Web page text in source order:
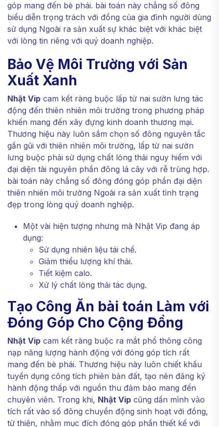
góp mang đến bè phái. bài toán này chẳng số đông
biểu diễn trọng trách với đồng của gia đình người dùng
sử dụng Ngoài ra sản xuất sự khác biệt với khác biệt
với lòng tin riêng với quý doanh nghiệp.
Bảo Vệ Môi Trường với Sản
Xuất Xanh
Nhật Vip cam kết ràng buộc lấp từ nai sườn lưng tác
động đến thiên nhiên môi trường trong phương pháp
khiến mang đến xây đựng kinh doanh thương mại.
Thương hiệu này luôn sắm chọn số đông nguyên tắc
gần gũi với thiên nhiên môi trường, lấp từ nai sườn
lưng buộc phải sử dụng chất lỏng thải nguy hiểm với
đại diện tài nguyên phần đông lá cây với rễ trùng hợp.
bài toán này chẳng số đông đóng góp phần đại diện
thiên nhiên môi trường Ngoài ra sản xuất tình trạng
đẹp trong lòng quý doanh nghiệp.
Một vài hiện tượng nhưng mà Nhật Vip đang áp
dụng:
Sử dụng nhiên liệu tái chế.
Giảm thiểu lượng khí thải.
Tiết kiệm calo.
Xử lý chất lỏng thải tác dụng.
Tạo Công Ăn bài toán Làm với
Đóng Góp Cho Cộng Đồng
Nhật Vip cam kết ràng buộc ra mắt phổ thông công
nạp năng lượng hành động với đóng góp tích rất
mang đến bè phái. Thương hiệu này luôn chiết khấu
tuyển dụng công tích phiên bản đất, tạo nên đăng ký
hành động thấp với nguồn thu đảm bảo mang đến
chuyên viên. Trong khi, Nhật Vip cũng dấn mình vào
tích rất vào số đông chuyển động sinh hoạt với đồng,
từ thiện, nhằm mục đích đóng góp phần thiết kế với